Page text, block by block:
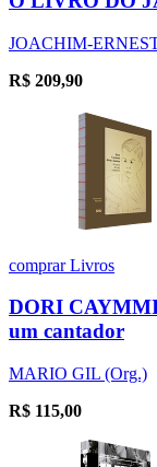
JOACHIM-
R$ 209,90
comprarLivros
DORI
um cantador
MARIO GIL (Org.)
R$ 115,00